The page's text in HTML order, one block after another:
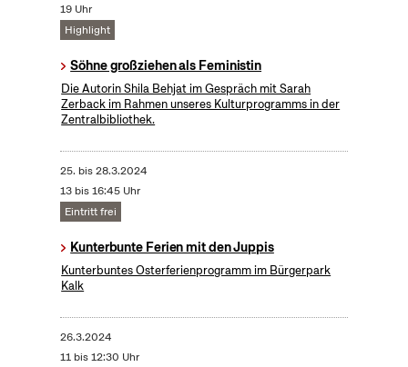
19 Uhr
Highlight
Söhne großziehen als Feministin
Die Autorin Shila Behjat im Gespräch mit Sarah
Zerback im Rahmen unseres Kulturprogramms in der
Zentralbibliothek.
25. bis28.3.2024
13 bis 16:45 Uhr
Eintritt frei
Kunterbunte Ferien mit den Juppis
Kunterbuntes Osterferienprogramm im Bürgerpark
Kalk
26.3.2024
11 bis 12:30 Uhr